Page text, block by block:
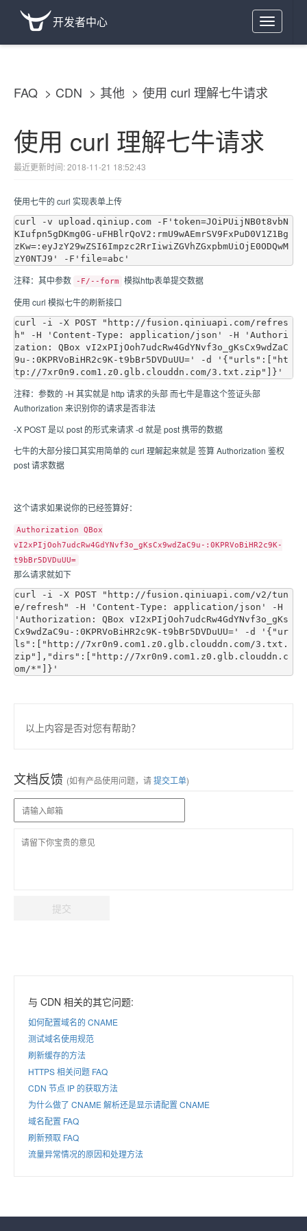
Toggle
navigation
开发者中心
FAQ CDN 其他 使用 curl 理解七牛请求
使用 curl 理解七牛请求
最近更新时间: 2018-11-21 18:52:43
使用七牛的 curl 实现表单上传
curl -v upload.qiniup.com -F'token=JOiPUijNB0t8vbN
KIufpn5gDKmg0G-uFHBlrQoV2:rmU9wAEmrSV9FxPuD0V1Z1Bg
zKw=:eyJzY29wZSI6Impzc2RrIiwiZGVhZGxpbmUiOjE0ODQwM
注释：其中参数 -F/--form
模拟http表单提交数据
使用 curl 模拟七牛的刷新接口
curl -i -X POST "http://fusion.qiniuapi.com/refres
h" -H 'Content-Type: application/json' -H 'Authori
zation: QBox vI2xPIjOoh7udcRw4GdYNvf3o_gKsCx9wdZaC
9u-:0KPRVoBiHR2c9K-t9bBr5DVDuUU=' -d '{"urls":["ht
注释：参数的 -H 其实就是 http 请求的头部 而七牛是靠这个签证头部
Authorization 来识别你的请求是否非法
-X POST 是以 post 的形式来请求 -d 就是 post 携带的数据
七牛的大部分接口其实用简单的 curl 理解起来就是 签算 Authorization 鉴权
post 请求数据
这个请求如果说你的已经签算好：
Authorization QBox
vI2xPIjOoh7udcRw4GdYNvf3o_gKsCx9wdZaC9u-:0KPRVoBiHR2c9K-
t9bBr5DVDuUU=
那么请求就如下
curl -i -X POST "http://fusion.qiniuapi.com/v2/tun
e/refresh" -H 'Content-Type: application/json' -H
'Authorization: QBox vI2xPIjOoh7udcRw4GdYNvf3o_gKs
Cx9wdZaC9u-:0KPRVoBiHR2c9K-t9bBr5DVDuUU=' -d '{"ur
ls":["http://7xr0n9.com1.z0.glb.clouddn.com/3.txt.
zip"],"dirs":["http://7xr0n9.com1.z0.glb.clouddn.c
以上内容是否对您有帮助？
文档反馈 (如有产品使用问题，请提交工单)
提交
与 CDN 相关的其它问题:
如何配置域名的 CNAME
测试域名使用规范
刷新缓存的方法
HTTPS 相关问题 FAQ
CDN 节点 IP 的获取方法
为什么做了 CNAME 解析还是显示请配置 CNAME
域名配置 FAQ
刷新预取 FAQ
流量异常情况的原因和处理方法